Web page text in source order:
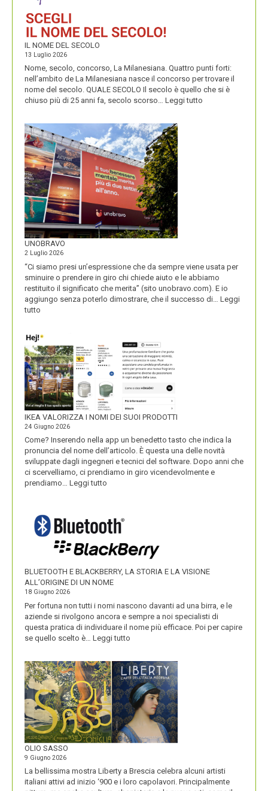
IL NOME DEL SECOLO
13 Luglio 2026
Nome, secolo, concorso, La Milanesiana. Quattro punti forti:
nell’ambito de La Milanesiana nasce il concorso per trovare il
nome del secolo. QUALE SECOLO Il secolo è quello che si è
chiuso più di 25 anni fa, secolo scorso… Leggi tutto
UNOBRAVO
2 Luglio 2026
“Ci siamo presi un’espressione che da sempre viene usata per
sminuire o prendere in giro chi chiede aiuto e le abbiamo
restituito il significato che merita” (sito unobravo.com). E io
aggiungo senza poterlo dimostrare, che il successo di… Leggi
tutto
IKEA VALORIZZA I NOMI DEI SUOI PRODOTTI
24 Giugno 2026
Come? Inserendo nella app un benedetto tasto che indica la
pronuncia del nome dell’articolo. È questa una delle novità
sviluppate dagli ingegneri e tecnici del software. Dopo anni che
ci scervelliamo, ci prendiamo in giro vicendevolmente e
prendiamo… Leggi tutto
NOMI
DEI
SUOI
PRODOTTI
BLUETOOTH E BLACKBERRY, LA STORIA E LA VISIONE
ALL’ORIGINE DI UN NOME
18 Giugno 2026
Per fortuna non tutti i nomi nascono davanti ad una birra, e le
aziende si rivolgono ancora e sempre a noi specialisti di
questa pratica di individuare il nome più efficace. Poi per capire
se quello scelto è… Leggi tutto
BLACKBERRY,
LA
STORIA
E
LA
VISIONE
ALL’ORIGINE
DI
NOME
OLIO SASSO
9 Giugno 2026
La bellissima mostra Liberty a Brescia celebra alcuni artisti
italiani attivi ad inizio ‘900 e i loro capolavori. Principalmente